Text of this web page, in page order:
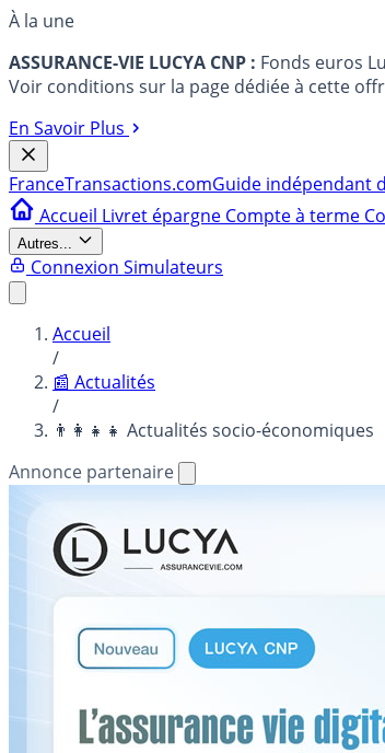
À la une
ASSURANCE-VIE LUCYA CNP : Fonds euros
Voir conditions sur la page dédiée à cette
En Savoir Plus
FranceTransactions.comGuide indépendant
Accueil Livret épargne Compte à terme
Autres...
Connexion Simulateurs
Accueil
/
📰 Actualités
/
👨‍👩‍👧‍👧 Actualités socio-économiques
Annonce partenaire